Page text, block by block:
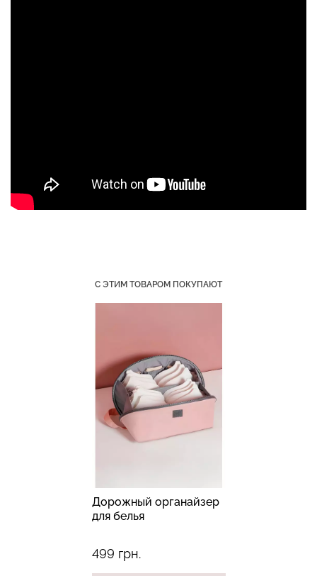
С ЭТИМ ТОВАРОМ ПОКУПАЮТ
Дорожный органайзер
для белья
499 грн.
Бесшовный топ с легкой
SHAPEWEAR nude
Велосипедки с пуш-ап
эффектом бесшовные
TRACKS SHAPE black
(черный) Giulia